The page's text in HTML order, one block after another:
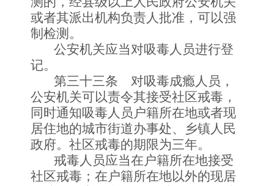
或者其派出机构负责人批准，可以强
制检测。
公安机关应当对吸毒人员进行登
记。
第三十三条 对吸毒成瘾人员，
公安机关可以责令其接受社区戒毒，
同时通知吸毒人员户籍所在地或者现
居住地的城市街道办事处、乡镇人民
政府。社区戒毒的期限为三年。
戒毒人员应当在户籍所在地接受
社区戒毒；在户籍所在地以外的现居